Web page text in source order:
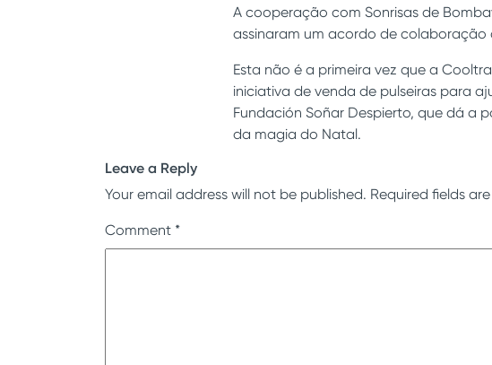
A cooperação com Sonrisas de
assinaram um acordo de
Esta não é a primeira vez que a
iniciativa de venda de pulseiras para
Fundación Soñar Despierto, que dá a
da magia do Natal.
Leave a Reply
Your email address will not be published. Required fields
Comment *